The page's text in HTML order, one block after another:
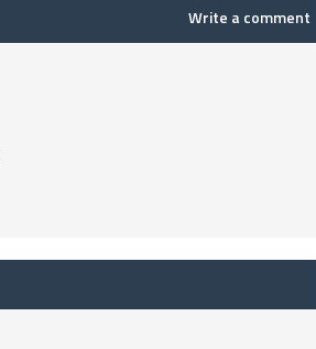
Write a comment